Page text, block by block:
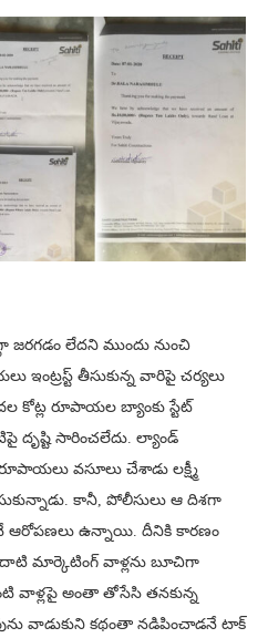
జరగడం లేదని ముందు నుంచి
తీసుకున్న వారిపై చర్యలు
కోట్ల రూపాయల బ్యాంకు స్టేట్
దృష్టి సారించలేదు. ల్యాండ్
వసూలు చేశాడు లక్ష్మీ
కానీ, పోలీసులు ఆ దిశగా
ఆరోపణలు ఉన్నాయి. దీనికి కారణం
మార్కెటింగ్ వాళ్లను బూచిగా
వాళ్లపై అంతా తోసేసి తనకున్న
వాడుకుని కథంతా నడిపించాడనే టాక్